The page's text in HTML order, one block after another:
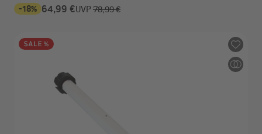
-18% 64,99 €UVP 78,99 €